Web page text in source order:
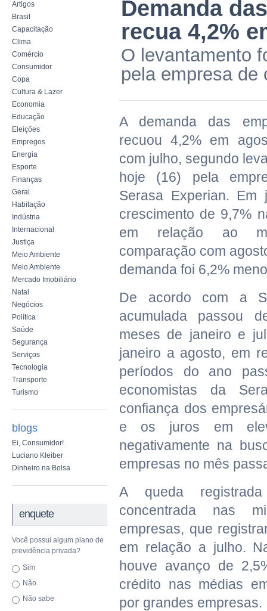
Artigos
Brasil
Capacitação
Clima
Comércio
Consumidor
Copa
Cultura & Lazer
Economia
Educação
Eleições
Empregos
Energia
Esporte
Finanças
Geral
Habitação
Indústria
Internacional
Justiça
Meio Ambiente
Meio Ambiente
Mercado Imobiliário
Natal
Negócios
Política
Saúde
Segurança
Serviços
Tecnologia
Transporte
Turismo
blogs
Ei, Consumidor!
Luciano Kleiber
Dinheiro na Bolsa
enquete
Você possui algum plano de
previdência privada?
Sim
Não
Não sabe
Demanda
recua 4,2%
O levantamento
pela empresa de
A demanda das
recuou 4,2% em
com julho, segundo
hoje (16) pela
Serasa Experian. Em
crescimento de 9,7%
em relação ao
comparação com
demanda foi 6,2%
De acordo com a
acumulada passou
meses de janeiro e
janeiro a agosto, em
períodos do ano
economistas da
confiança dos
e os juros em
negativamente na
empresas no mês
A queda
concentrada nas
empresas, que
em relação a julho.
houve avanço de
crédito nas médias
por grandes empresas.